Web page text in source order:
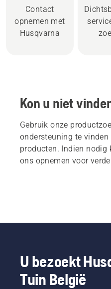
Contact
opnemen met
Husqvarna
Kon u niet
Gebruik onze
ondersteuning te
producten. Indien
ons opnemen voor
U bezoekt
Tuin België